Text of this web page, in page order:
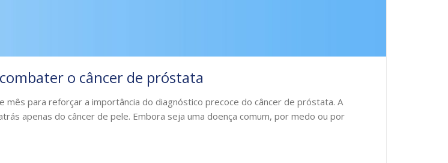
o câncer de próstata
para reforçar a importância do diagnóstico precoce do câncer de próstata. A
apenas do câncer de pele. Embora seja uma doença comum, por medo ou por